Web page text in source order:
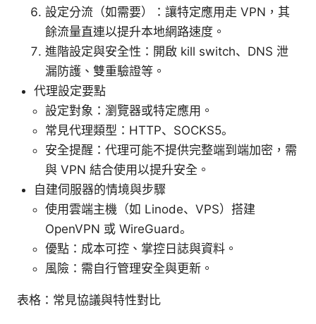
設定分流（如需要）：讓特定應用走 VPN，其
餘流量直連以提升本地網路速度。
進階設定與安全性：開啟 kill switch、DNS 泄
漏防護、雙重驗證等。
代理設定要點
設定對象：瀏覽器或特定應用。
常見代理類型：HTTP、SOCKS5。
安全提醒：代理可能不提供完整端到端加密，需
與 VPN 結合使用以提升安全。
自建伺服器的情境與步驟
使用雲端主機（如 Linode、VPS）搭建
OpenVPN 或 WireGuard。
優點：成本可控、掌控日誌與資料。
風險：需自行管理安全與更新。
表格：常見協議與特性對比